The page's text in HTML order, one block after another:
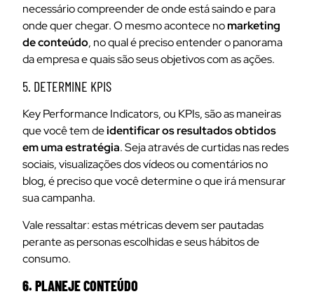
necessário compreender de onde está saindo e para
onde quer chegar. O mesmo acontece nomarketing
de conteúdo, no qual é preciso entender o panorama
da empresa e quais são seus objetivos com as ações.
5. DETERMINE KPIS
Key Performance Indicators, ou KPIs, são as maneiras
que você tem deidentificar os resultados obtidos
em uma estratégia. Seja através de curtidas nas redes
sociais, visualizações dos vídeos ou comentários no
blog, é preciso que você determine o que irá mensurar
sua campanha.
Vale ressaltar: estas métricas devem ser pautadas
perante as personas escolhidas e seus hábitos de
consumo.
6. PLANEJE CONTEÚDO